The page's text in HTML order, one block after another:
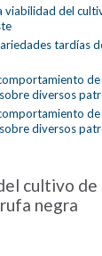
viabilidad del
tardías
diversos
diversos
cultivo de
negra